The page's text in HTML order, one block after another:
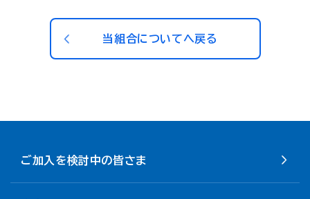
当組合についてへ戻る
ご加入を検討中の皆さま